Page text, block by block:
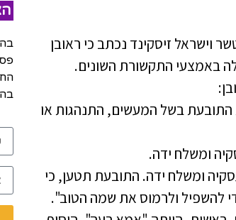
וישראל זיסקינד נכתב כי ראובן
התובעת בשל המעשים, התנהגות או
ומשלח ידה.
ומשלח ידה. התובעת תטען, כי
להשפיל ולרמוס את שמה הטוב".